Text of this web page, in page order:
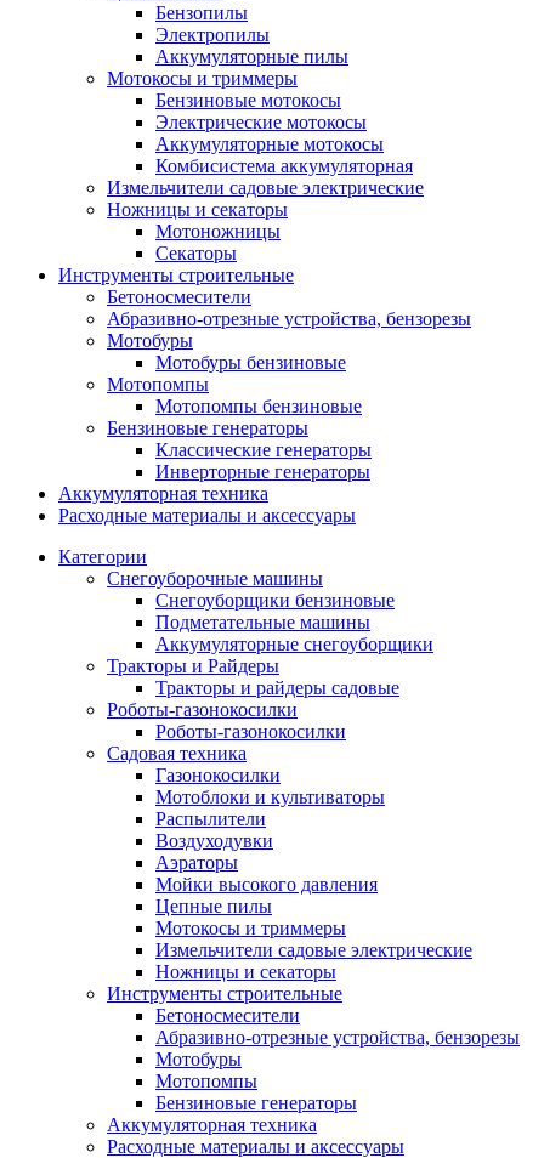
Бензопилы
Электропилы
Аккумуляторные пилы
Мотокосы и триммеры
Бензиновые мотокосы
Электрические мотокосы
Аккумуляторные мотокосы
Комбисистема аккумуляторная
Измельчители садовые электрические
Ножницы и секаторы
Мотоножницы
Секаторы
Инструменты строительные
Бетоносмесители
Абразивно-отрезные устройства, бензорезы
Мотобуры
Мотобуры бензиновые
Мотопомпы
Мотопомпы бензиновые
Бензиновые генераторы
Классические генераторы
Инверторные генераторы
Аккумуляторная техника
Расходные материалы и аксессуары
Категории
Снегоуборочные машины
Снегоуборщики бензиновые
Подметательные машины
Аккумуляторные снегоуборщики
Тракторы и Райдеры
Тракторы и райдеры садовые
Роботы-газонокосилки
Роботы-газонокосилки
Садовая техника
Газонокосилки
Мотоблоки и культиваторы
Распылители
Воздуходувки
Аэраторы
Мойки высокого давления
Цепные пилы
Мотокосы и триммеры
Измельчители садовые электрические
Ножницы и секаторы
Инструменты строительные
Бетоносмесители
Абразивно-отрезные устройства, бензорезы
Мотобуры
Мотопомпы
Бензиновые генераторы
Аккумуляторная техника
Расходные материалы и аксессуары